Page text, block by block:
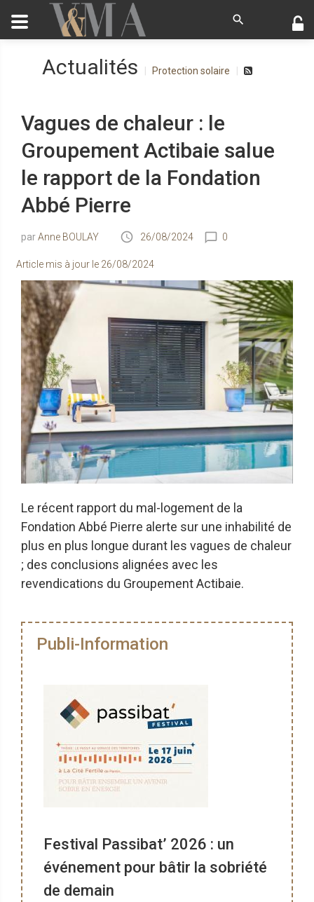
Actualités Protection solaire
Vagues de chaleur : le
Groupement Actibaie salue
le rapport de la Fondation
Abbé Pierre
Anne BOULAY 26/08/2024 0
Article mis à jour le 26/08/2024
Le récent rapport du mal-logement de la
Fondation Abbé Pierre alerte sur une inhabilité de
plus en plus longue durant les vagues de chaleur
; des conclusions alignées avec les
revendications du Groupement Actibaie.
Publi-Information
Festival Passibat’ 2026 : un
événement pour bâtir la sobriété
de demain